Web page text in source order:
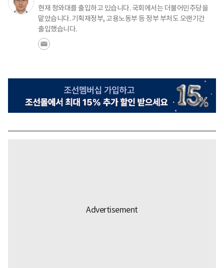
현재 청와대를 출입하고 있습니다. 국회에서는 더불어민주당을
맡았습니다. 기획재정부, 고용노동부 등 정부 부처도 오랜기간
출입했습니다.